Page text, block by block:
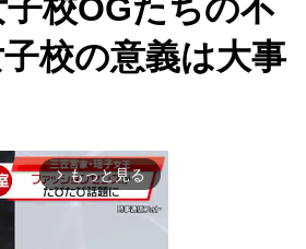
校OGたちの不
校の意義は大事
arrow_forward_ios もっと見る